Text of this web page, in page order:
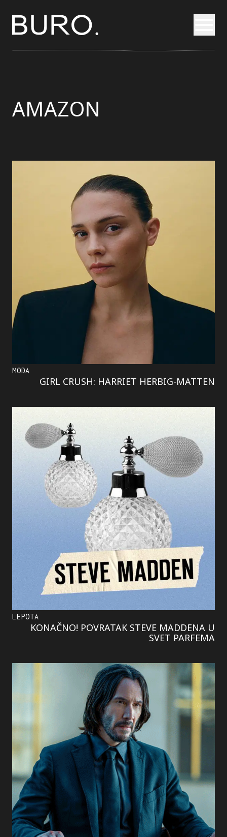
AMAZON
MODA
GIRL CRUSH: HARRIET HERBIG-MATTEN
LEPOTA
KONAČNO! POVRATAK STEVE MADDENA U
SVET PARFEMA